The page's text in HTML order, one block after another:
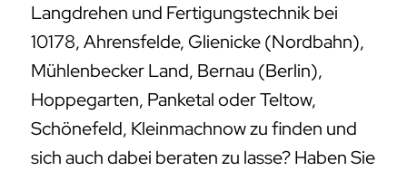
Langdrehen und Fertigungstechnik bei
10178, Ahrensfelde, Glienicke (Nordbahn),
Mühlenbecker Land, Bernau (Berlin),
Hoppegarten, Panketal oder Teltow,
Schönefeld, Kleinmachnow zu finden und
sich auch dabei beraten zu lasse? Haben Sie